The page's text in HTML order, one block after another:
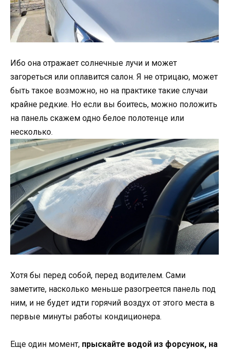
Ибо она отражает солнечные лучи и может
загореться или оплавится салон. Я не отрицаю, может
быть такое возможно, но на практике такие случаи
крайне редкие. Но если вы боитесь, можно положить
на панель скажем одно белое полотенце или
несколько.
Хотя бы перед собой, перед водителем. Сами
заметите, насколько меньше разогреется панель под
ним, и не будет идти горячий воздух от этого места в
первые минуты работы кондиционера.
Еще один момент, прыскайте водой из форсунок, на